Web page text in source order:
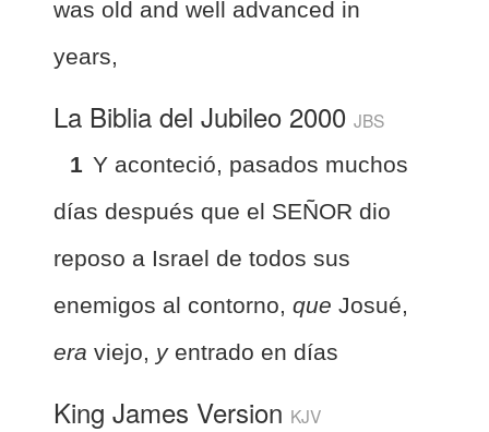
was old and well advanced in
years,
La Biblia del Jubileo 2000 JBS
1 Y aconteció, pasados muchos
días después que el SEÑOR dio
reposo a Israel de todos sus
enemigos al contorno, que Josué,
era viejo, yentrado en días
King James Version KJV